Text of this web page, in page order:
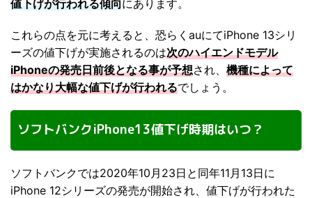
値下げが行われる傾向にあります。
これらの点を元に考えると、恐らくauにてiPhone 13シリ
ーズの値下げが実施されるのは次のハイエンドモデル
iPhoneの発売日前後となる事が予想され、 機種によって
はかなり大幅な値下げが行われるでしょう。
ソフトバンクiPhone13値下げ時期はいつ？
ソフトバンクでは2020年10月23日と同年11月13日に
iPhone 12シリーズの発売が開始され、値下げが行われた